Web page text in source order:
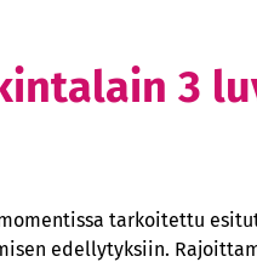
3
momentissa tarkoitettu
edellytyksiin.